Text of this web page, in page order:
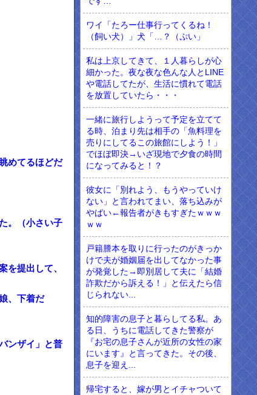
めてるほどだ
。（小さい子
を提出して、
、下着だ
ンザイ」と普
ワイ「たろー仕事行ってくるね！
（飼い犬）」犬「…？（ぷい」
私は上京してきて、１人暮らしが心
細かった。夜な夜な色んな人とLINE
や電話してたが、生活に慣れて電話
を放置していたら・・・
一緒に旅行しようって予定を立てて
る時、泊まり先は相手の「魚料理を
売りにしてるこの旅館にしよう！」
でほぼ即決→いざ現地で夕食の時間
になってみると！？
彼女に「別れよう、もうやっていけ
ない」と言われてまい、落ち込みが
やばい←報告者がきもすぎたｗｗｗ
ｗｗ
戸籍謄本を取りに行ったのがきっか
けで夫が婚姻届を出してなかった事
が発覚した→即別居して夫に「結婚
詐欺だから訴える！」と伝えたら信
じられない...
知的障害の息子と暮らしてる私。あ
る日、うちに電話してきた警察が
『お宅の息子さんが近所の女性の家
にいます』と言ってきた。その後、
息子を迎え...
帰宅すると、嫁が男とイチャついて